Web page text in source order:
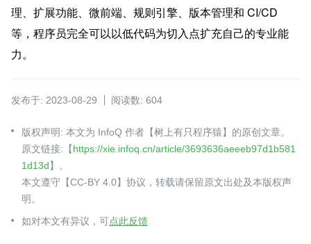
理、扩展功能、微前端、规则引擎、版本管理和 CI/CD
等，程序员完全可以以低代码为切入点扩充自己的专业能
力。
发布于: 2023-08-29 阅读数: 604
版权声明: 本文为 InfoQ 作者【树上有只程序猿】的原创文章。
原文链接:【https://xie.infoq.cn/article/3693636aeeeb97d1b581
1d13d】。
本文遵守【CC-BY 4.0】协议，转载请保留原文出处及本版权声
明。
如对本文有异议，可点此反馈